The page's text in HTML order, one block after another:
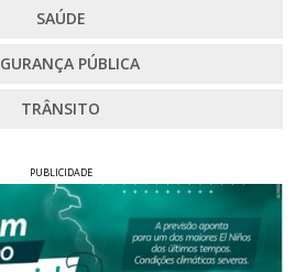
SAÚDE
PÚBLICA
TRÂNSITO
PUBLICIDADE